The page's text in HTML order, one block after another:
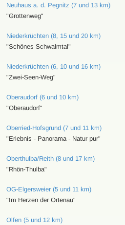
Neuhaus a. d. Pegnitz (7 und 13 km)
"Grottenweg"
Niederkrüchten (8, 15 und 20 km)
"Schönes Schwalmtal"
Niederkrüchten (6, 10 und 16 km)
"Zwei-Seen-Weg"
Oberaudorf (6 und 10 km)
"Oberaudorf"
Oberried-Hofsgrund (7 und 11 km)
"Erlebnis - Panorama - Natur pur"
Oberthulba/Reith (8 und 17 km)
"Rhön-Thulba"
OG-Elgersweier (5 und 11 km)
"Im Herzen der Ortenau"
Olfen (5 und 12 km)